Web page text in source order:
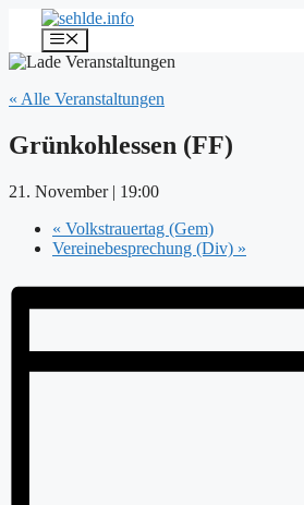
Inhalt
springen
Menü
« Alle Veranstaltungen
Grünkohlessen (FF)
21. November | 19:00
« Volkstrauertag (Gem)
Vereinebesprechung (Div) »